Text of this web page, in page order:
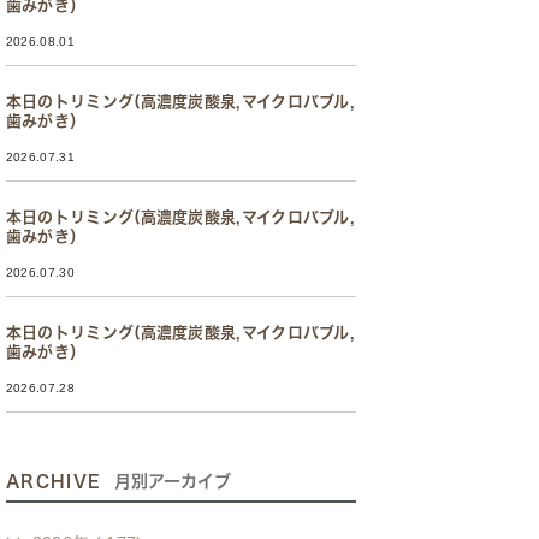
歯みがき）
2026.08.01
本日のトリミング(高濃度炭酸泉,マイクロバブル,
歯みがき）
2026.07.31
本日のトリミング(高濃度炭酸泉,マイクロバブル,
歯みがき）
2026.07.30
本日のトリミング(高濃度炭酸泉,マイクロバブル,
歯みがき）
2026.07.28
ARCHIVE 月別アーカイブ